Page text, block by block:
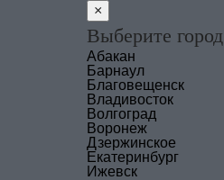
×
Выберите город
Абакан
Барнаул
Благовещенск
Владивосток
Волгоград
Воронеж
Дзержинское
Екатеринбург
Ижевск